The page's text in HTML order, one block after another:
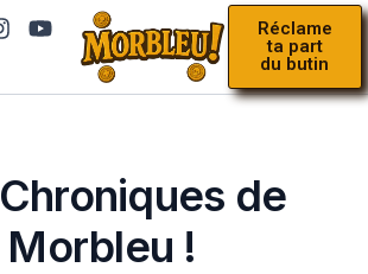
Réclame
ta part
du butin
de
Morbleu !